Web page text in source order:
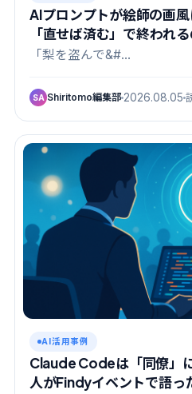
AIプロンプトが絵師の画風
「直せば済む」で終われ
「梨を盗んで&#…
SA Shiritomo編集部 2026.08.05
AI活用事例
Claude Codeは「同僚」
人がFindyイベントで語っ